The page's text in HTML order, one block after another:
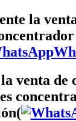
la
venta de